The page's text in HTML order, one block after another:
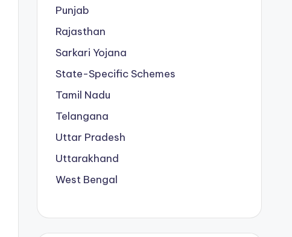
Punjab
Rajasthan
Sarkari Yojana
State-Specific Schemes
Tamil Nadu
Telangana
Uttar Pradesh
Uttarakhand
West Bengal